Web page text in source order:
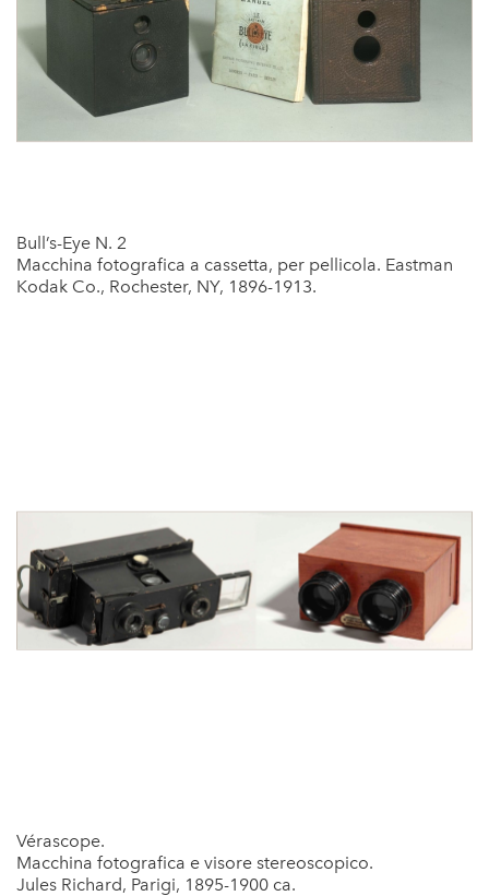
Bull’s-Eye N. 2
Macchina fotografica a cassetta, per pellicola. Eastman
Kodak Co., Rochester, NY, 1896-1913.
Vérascope.
Macchina fotografica e visore stereoscopico.
Jules Richard, Parigi, 1895-1900 ca.